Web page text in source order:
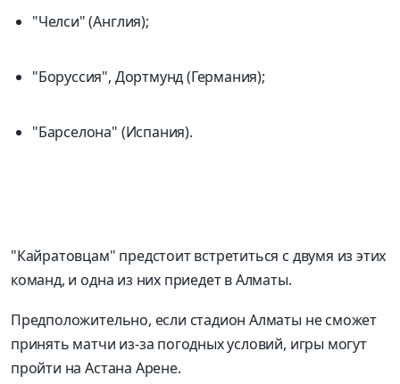
"Челси" (Англия);
"Боруссия", Дортмунд (Германия);
"Барселона" (Испания).
"Кайратовцам" предстоит встретиться с двумя из этих
команд, и одна из них приедет в Алматы.
Предположительно, если стадион Алматы не сможет
принять матчи из-за погодных условий, игры могут
пройти на Астана Арене.